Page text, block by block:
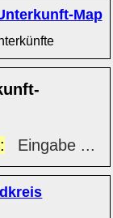
Map
Eingabe ...